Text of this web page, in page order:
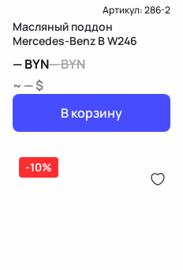
Артикул:286-2
Масляный поддон
Mercedes-Benz B W246
—BYN—BYN
~ — $
В корзину
-10%